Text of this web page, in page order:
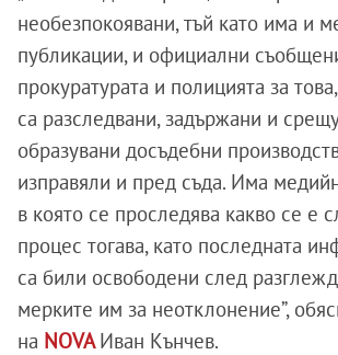
необезпокоявани, тъй като има и
публикации, и официални
прокуратурата и полицията за
са разследвани, задържани и
образувани досъдебни
изправяли и пред съда. Има
в която се проследява какво се е
процес тогава, като последната
са били освободени след
мерките им за неотклонение”,
на NOVAИван Кънчев.